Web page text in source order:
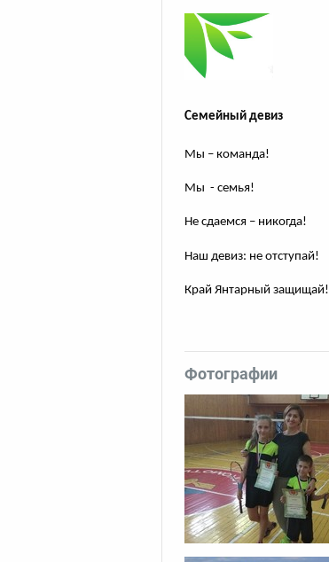
Семейный девиз
Мы – команда!
Мы - семья!
Не сдаемся – никогда!
Наш девиз: не отступай!
Край Янтарный защищай!
Фотографии